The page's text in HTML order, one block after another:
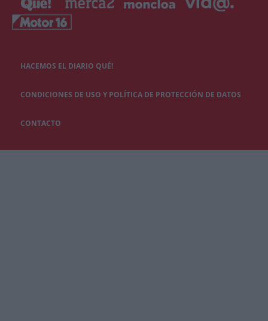
HACEMOS EL DIARIO QUÉ!
CONDICIONES DE USO Y POLÍTICA DE PROTECCIÓN DE DATOS
CONTACTO